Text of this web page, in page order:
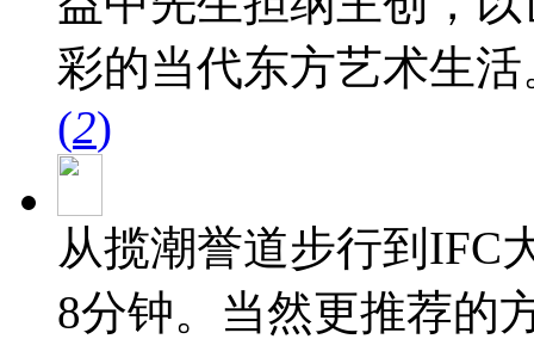
彩的当代东方艺术生活
(2)
从揽潮誉道步行到IFC
8分钟。当然更推荐的